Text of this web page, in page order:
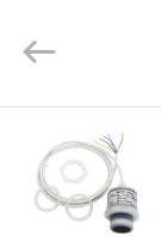
Optronics
Co.,Ltd..
Reserved.